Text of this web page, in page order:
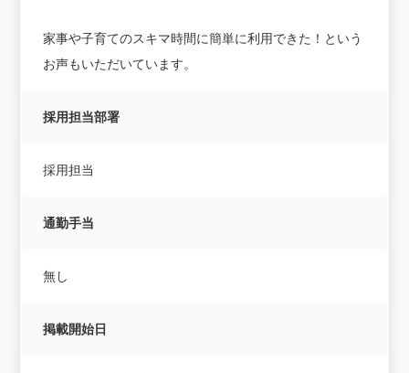
家事や子育てのスキマ時間に簡単に利用できた！という
お声もいただいています。
採用担当部署
採用担当
通勤手当
無し
掲載開始日